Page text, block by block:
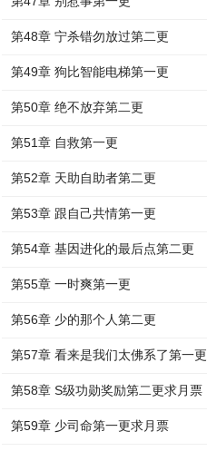
第48章 宁杀错勿放过第二更
第49章 狗比智能电梯第一更
第50章 绝不放弃第二更
第51章 自救第一更
第52章 天助自助者第二更
第53章 跟自己共情第一更
第54章 基因进化的最后点第二更
第55章 一时爽第一更
第56章 少的那个人第二更
第57章 看来是我们太佛系了第一更
第58章 S级功勋奖励第二更求月票
第59章 少司命第一更求月票